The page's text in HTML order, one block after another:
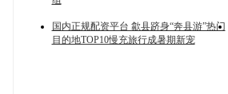
国内正规配资平台 歙县跻身“奔县游”热门
目的地TOP10慢充旅行成暑期新宠